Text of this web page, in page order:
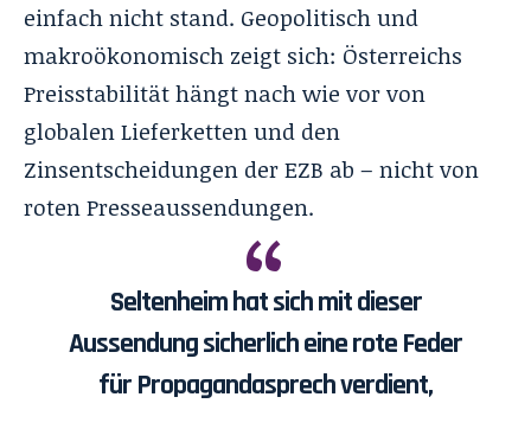
einfach nicht stand. Geopolitisch und
makroökonomisch zeigt sich: Österreichs
Preisstabilität hängt nach wie vor von
globalen Lieferketten und den
Zinsentscheidungen der EZB ab – nicht von
roten Presseaussendungen.
Seltenheim hat sich mit dieser
Aussendung sicherlich eine rote Feder
für Propagandasprech verdient,